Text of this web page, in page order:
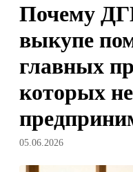
Почему
выкупе
главных
которых
05.06.2026